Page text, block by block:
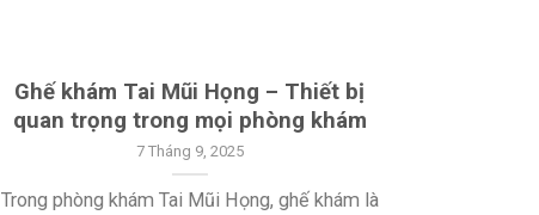
Ghế khám Tai Mũi Họng – Thiết bị
quan trọng trong mọi phòng khám
7 Tháng 9, 2025
Trong phòng khám Tai Mũi Họng, ghế khám là